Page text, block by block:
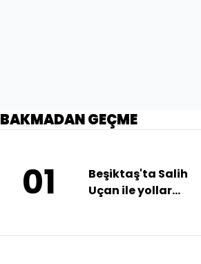
BAKMADAN GEÇME
01
Beşiktaş'ta Salih
Uçan ile yollar